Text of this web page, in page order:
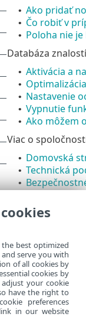
• Ako pridať
• Čo robiť v
• Poloha nie
Databáza
• Aktivácia a
•
• Nastavenie
• Vypnutie
• Ako môžem
Viac o
• Domovská
• Technická
•
Ak nenájdete
spoločnosti ESET
Ak si neviete
kontaktného
Ak chcete
ESET Mobile
best optimized
serve you with
of all cookies by
cookies by
your cookie
have the right to
preferences
in our website